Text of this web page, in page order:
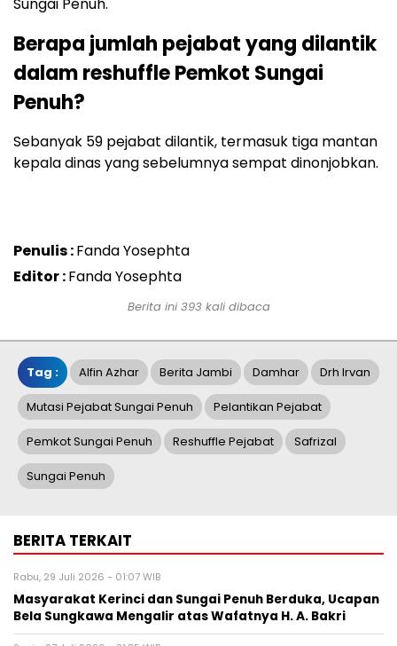
Sungai Penuh.
Berapa jumlah pejabat yang dilantik
dalam reshuffle Pemkot Sungai
Penuh?
Sebanyak 59 pejabat dilantik, termasuk tiga mantan
kepala dinas yang sebelumnya sempat dinonjobkan.
Penulis :Fanda Yosephta
Editor :Fanda Yosephta
Berita ini 393 kali dibaca
Tag : Alfin Azhar Berita Jambi Damhar Drh Irvan
Mutasi Pejabat Sungai Penuh Pelantikan Pejabat
Pemkot Sungai Penuh Reshuffle Pejabat Safrizal
Sungai Penuh
BERITA TERKAIT
Rabu, 29 Juli 2026 - 01:07 WIB
Masyarakat Kerinci dan Sungai Penuh Berduka, Ucapan
Bela Sungkawa Mengalir atas Wafatnya H. A. Bakri